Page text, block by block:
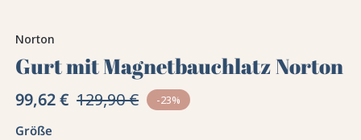
Norton
Gurt mit Magnetbauchlatz Norton
99,62 € 129,90 € -23%
Größe